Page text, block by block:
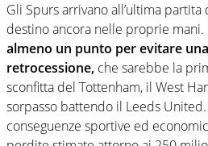
Gli Spurs arrivano all’ultima
destino ancora nelle proprie mani.
almeno un punto per evitare
retrocessione, che sarebbe la
sconfitta del Tottenham, il West
sorpasso battendo il Leeds
conseguenze sportive ed